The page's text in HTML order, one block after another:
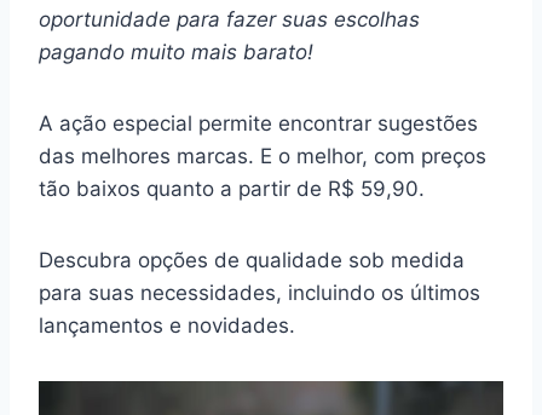
oportunidade para fazer suas escolhas
pagando muito mais barato!
A ação especial permite encontrar sugestões
das melhores marcas. E o melhor, com preços
tão baixos quanto a partir de R$ 59,90.
Descubra opções de qualidade sob medida
para suas necessidades, incluindo os últimos
lançamentos e novidades.